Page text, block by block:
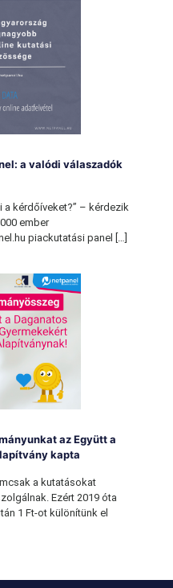
a valódi válaszadók
a kérdőíveket?” – kérdezik
ember
piackutatási panel
[…]
az Együtt a
kapta
a kutatásokat
Ezért 2019 óta
1 Ft-ot különítünk el